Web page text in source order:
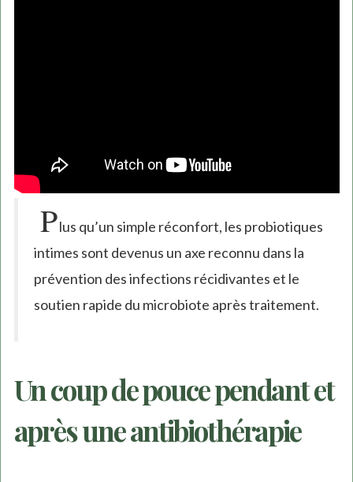
Plus qu’un simple réconfort, les probiotiques
intimes sont devenus un axe reconnu dans la
prévention des infections récidivantes et le
soutien rapide du microbiote après traitement.
Un coup de pouce pendant et
après une antibiothérapie